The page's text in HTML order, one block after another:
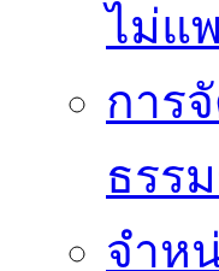
ไม่แ
การ
ธรร
จำห